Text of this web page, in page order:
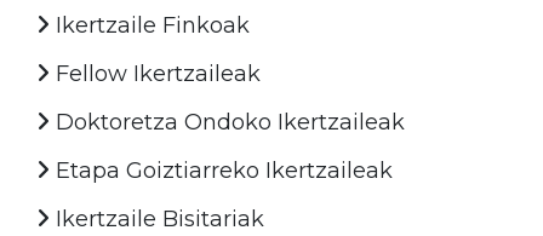
Ikertzaile Finkoak
Fellow Ikertzaileak
Doktoretza Ondoko Ikertzaileak
Etapa Goiztiarreko Ikertzaileak
Ikertzaile Bisitariak